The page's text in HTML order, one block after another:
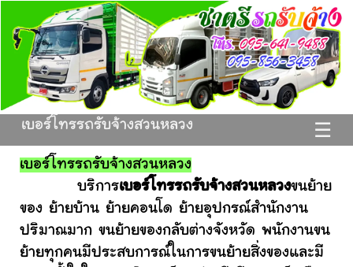
☰
เบอร์โทรรถรับจ้างสวนหลวง
เบอร์โทรรถรับจ้างสวนหลวง
บริการเบอร์โทรรถรับจ้างสวนหลวงขนย้าย
ของ ย้ายบ้าน ย้ายคอนโด ย้ายอุปกรณ์สำนักงาน
ปริมาณมาก ขนย้ายของกลับต่างจังหวัด พนักงานขน
ย้ายทุกคนมีประสบการณ์ในการขนย้ายสิ่งของและมี